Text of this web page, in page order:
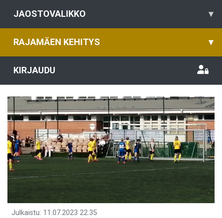
JAOSTOVALIKKO ▾
RAJAMÄEN KEHITYS ▾
KIRJAUDU
Julkaistu: 11.07.2023 22.35